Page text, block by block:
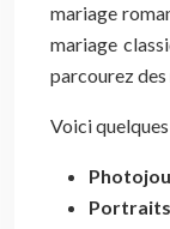
mariage
mariage
parcourez
Voici